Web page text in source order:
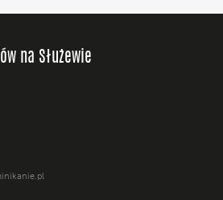
na Służewie